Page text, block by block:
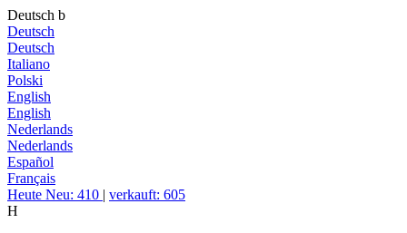
Deutsch b
Deutsch
Deutsch
Italiano
Polski
English
English
Nederlands
Nederlands
Español
Français
Heute Neu: 410 | verkauft: 605
H